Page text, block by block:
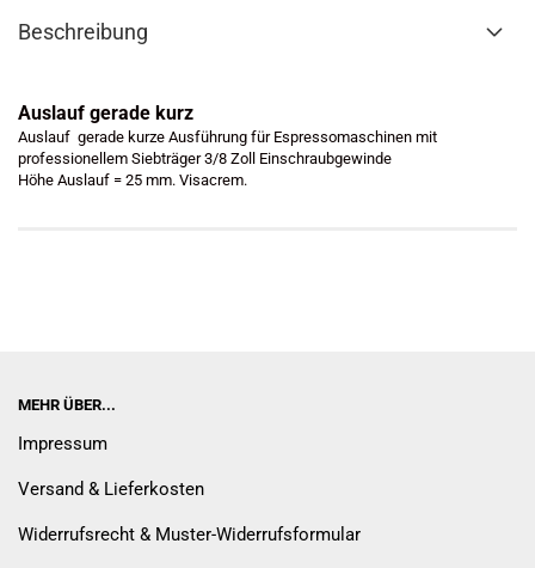
Beschreibung
Auslauf gerade kurz
Auslauf gerade kurze Ausführung für Espressomaschinen mit
professionellem Siebträger 3/8 Zoll Einschraubgewinde
Höhe Auslauf = 25 mm. Visacrem.
MEHR ÜBER...
Impressum
Versand & Lieferkosten
Widerrufsrecht & Muster-Widerrufsformular